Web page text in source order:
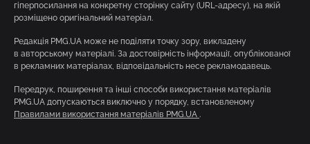
гіперпосилання на конкретну сторінку сайту (URL-адресу), на якій
розміщено оригінальний матеріал.
Редакція PMG.UA може не поділяти точку зору, викладену
в авторському матеріалі. За достовірність інформації, опублікованої
в рекламних матеріалах, відповідальність несе рекламодавець.
Передрук, поширення та інші способи використання матеріалів
PMG.UA допускаються виключно у порядку, встановленому
Правилами використання матеріалів PMG.UA .